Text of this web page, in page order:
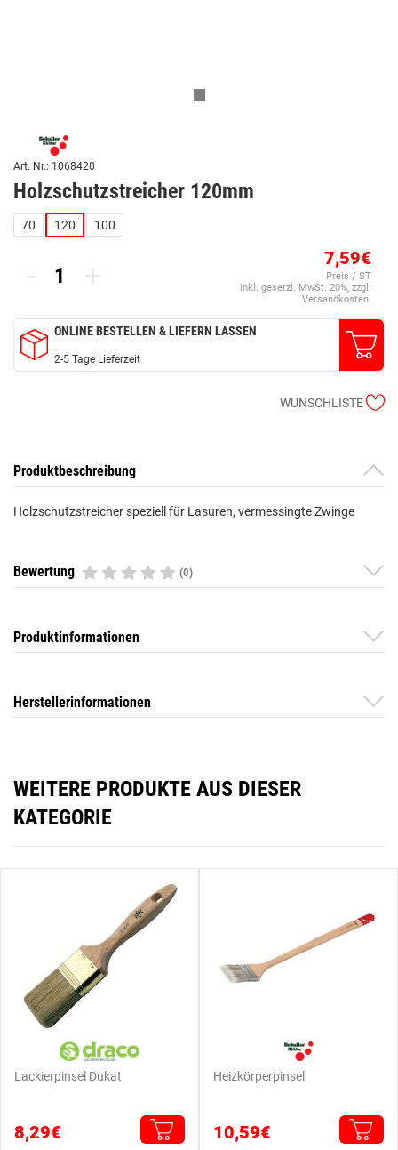
Art. Nr.: 1068420
Holzschutzstreicher 120mm
70 120 100
- + 7,59€
Preis / ST
inkl. gesetzl. MwSt. 20%, zzgl.
Versandkosten.
ONLINE BESTELLEN & LIEFERN LASSEN
2-5 Tage Lieferzeit
WUNSCHLISTE
Produktbeschreibung
Holzschutzstreicher speziell für Lasuren, vermessingte Zwinge
Bewertung (0)
Produktinformationen
Herstellerinformationen
WEITERE PRODUKTE AUS DIESER
KATEGORIE
Lackierpinsel Dukat
8,29€
Heizkörperpinsel
10,59€